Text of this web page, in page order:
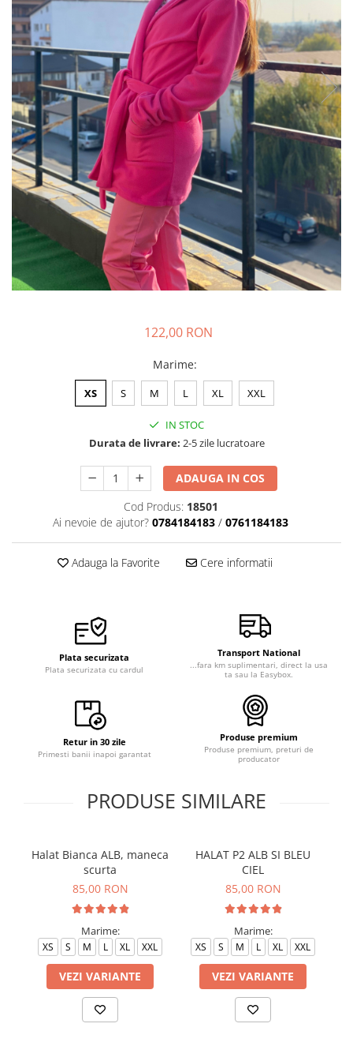
122,00 RON
Marime:
XS S M L XL XXL
IN STOC
Durata de livrare: 2-5 zile lucratoare
ADAUGA IN COS
Cod Produs: 18501
Ai nevoie de ajutor? 0784184183 / 0761184183
Adauga la Favorite Cere informatii
Plata securizata
Plata securizata cu cardul
Transport National
...fara km suplimentari, direct la usa
ta sau la Easybox.
Retur in 30 zile
Primesti banii inapoi garantat
Produse premium
Produse premium, preturi de
producator
PRODUSE SIMILARE
Halat Bianca ALB, maneca
scurta
85,00 RON
Marime:
XS S M L XL XXL
VEZI VARIANTE
HALAT P2 ALB SI BLEU
CIEL
85,00 RON
Marime:
XS S M L XL XXL
VEZI VARIANTE